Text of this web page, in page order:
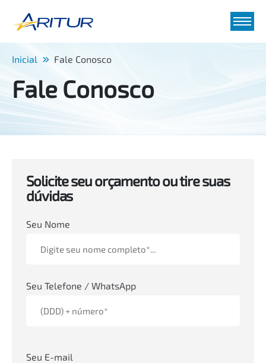
Inicial Fale Conosco
Fale Conosco
Solicite seu orçamento ou tire suas
dúvidas
Seu Nome
Seu Telefone / WhatsApp
Seu E-mail